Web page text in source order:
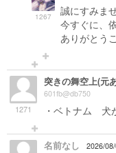
1267
誠にすみま
今すぐに、
ありがとう
1271
突きの舞空上(元
601fb@db750
・ベトナム 犬
名前なし 2026/